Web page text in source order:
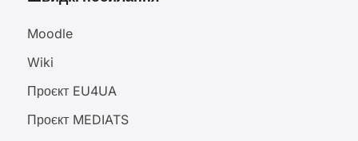
Moodle
Wiki
Проєкт EU4UA
Проєкт MEDIATS